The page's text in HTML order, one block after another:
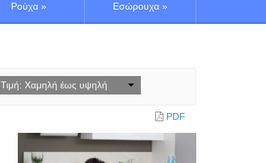
Ρούχα » Εσώρουχα »
Τιμή: Χαμηλή έως υψηλή
PDF